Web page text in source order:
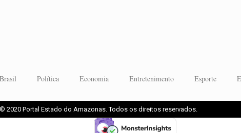
Brasil Política Economia Entretenimento Esporte
2020 Portal Estado do Amazonas. Todos os direitos reservados.